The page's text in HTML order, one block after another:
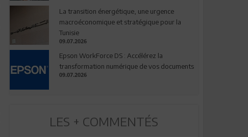
La transition énergétique, une urgence
macroéconomique et stratégique pour la
Tunisie
09.07.2026
Epson WorkForce DS : Accélérez la
transformation numérique de vos documents
09.07.2026
LES + COMMENTÉS